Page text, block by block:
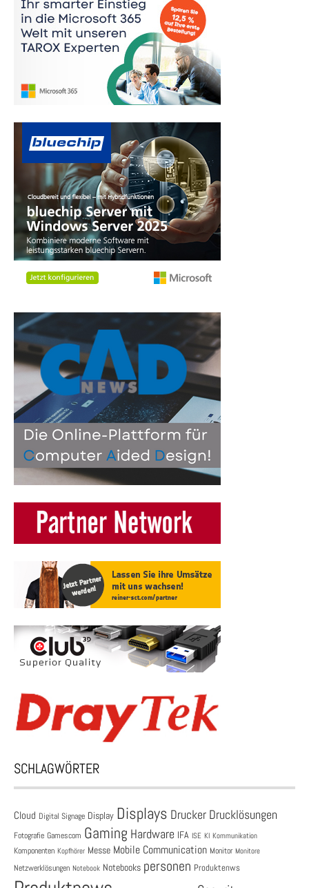
SCHLAGWÖRTER
Cloud Digital Signage Display Displays Drucker Drucklösungen
Fotografie Gamescom Gaming Hardware IFA ISE KI Kommunikation
Komponenten Kopfhörer Messe Mobile Communication Monitor Monitore
Netzwerklösungen Notebook Notebooks personen Produktenws